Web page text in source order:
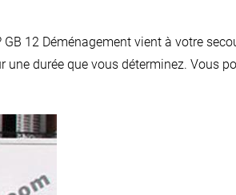
12 Déménagement vient à votre
durée que vous déterminez. Vous